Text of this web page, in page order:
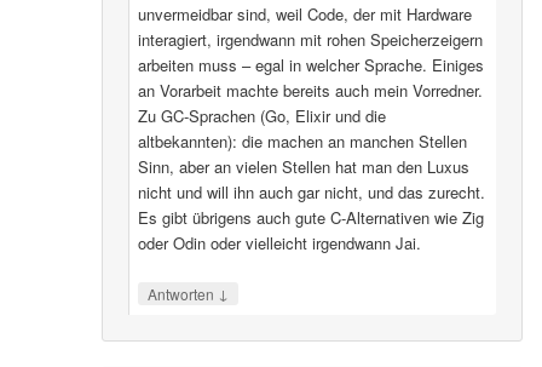
unvermeidbar sind, weil Code, der mit Hardware
interagiert, irgendwann mit rohen Speicherzeigern
arbeiten muss – egal in welcher Sprache. Einiges
an Vorarbeit machte bereits auch mein Vorredner.
Zu GC-Sprachen (Go, Elixir und die
altbekannten): die machen an manchen Stellen
Sinn, aber an vielen Stellen hat man den Luxus
nicht und will ihn auch gar nicht, und das zurecht.
Es gibt übrigens auch gute C-Alternativen wie Zig
oder Odin oder vielleicht irgendwann Jai.
Antworten ↓